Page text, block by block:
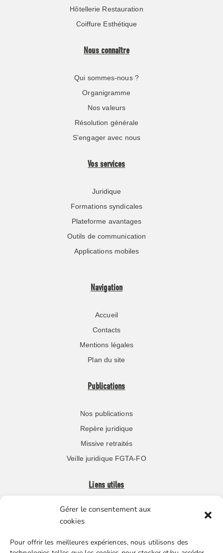
Gérer le consentement aux
cookies
Pour offrir les meilleures expériences, nous utilisons des
Hôtellerie Restauration
Coiffure Esthétique
Nous connaître
Qui sommes-nous ?
Organigramme
Nos valeurs
Résolution générale
S’engager avec nous
Vos services
Juridique
Formations syndicales
Plateforme avantages
Outils de communication
Applications mobiles
Navigation
Accueil
Contacts
Mentions légales
Plan du site
Publications
Nos publications
Repère juridique
Missive retraités
Veille juridique FGTA-FO
Liens utiles
Boutique en ligne
Nos partenaires